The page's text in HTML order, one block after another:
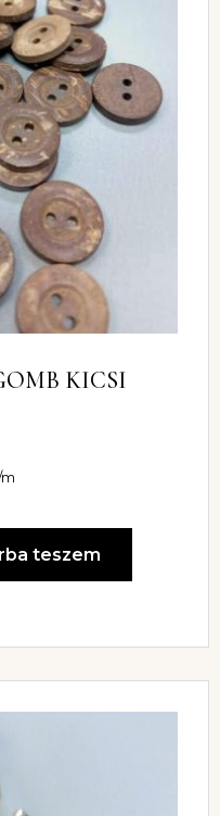
KICSI
teszem